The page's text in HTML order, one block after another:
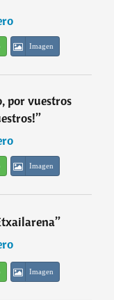
Imagen
por vuestros
”
Imagen
”
Imagen